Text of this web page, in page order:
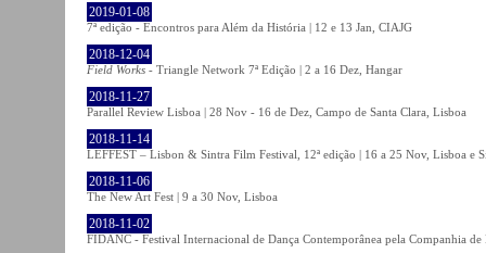
2019-01-08
7ª edição - Encontros para Além da História | 12 e 13 Jan, CIAJG
2018-12-04
Field Works - Triangle Network 7ª Edição | 2 a 16 Dez, Hangar
2018-11-27
Parallel Review Lisboa | 28 Nov - 16 de Dez, Campo de Santa Clara, Lisboa
2018-11-14
LEFFEST – Lisbon & Sintra Film Festival, 12ª edição | 16 a 25 Nov, Lisboa e
2018-11-06
The New Art Fest | 9 a 30 Nov, Lisboa
2018-11-02
FIDANC - Festival Internacional de Dança Contemporânea pela Companhia